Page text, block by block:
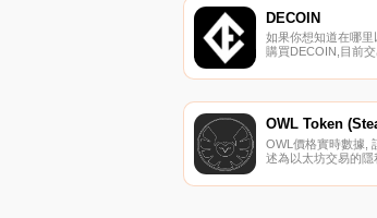
DECOIN
如果你想知道在哪里
購買DECOIN,目前
交易所是Bitrue。您
是加密社區為加密社
OWL價格實時數據,
述為以太坊交易的隱
坊上實現屏蔽支付的